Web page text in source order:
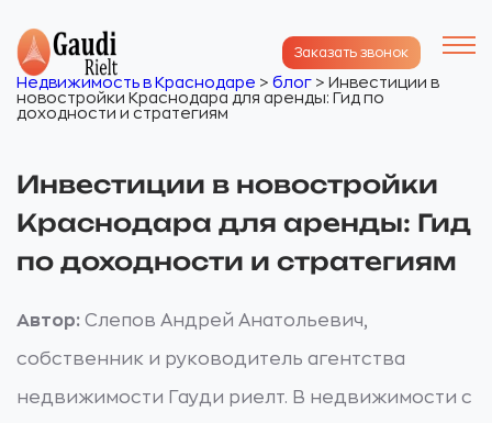
Заказать звонок
Недвижимость в Краснодаре > блог > Инвестиции в
новостройки Краснодара для аренды: Гид по
доходности и стратегиям
Инвестиции в новостройки
Краснодара для аренды: Гид
по доходности и стратегиям
Автор: Слепов Андрей Анатольевич,
собственник и руководитель агентства
недвижимости Гауди риелт. В недвижимости с